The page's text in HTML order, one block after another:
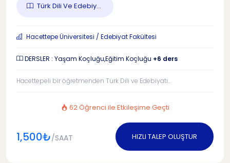
Türk Dili Ve Edebiy...
Hacettepe Üniversitesi / Edebiyat Fakültesi
DERSLER : Yaşam Koçluğu,Eğitim Koçluğu +6 ders
Hacettepeli bir öğretmenden Türk Dili ve Edebiyatı...
62 Öğrenci ile Etkileşime Geçti
1,500₺/SAAT HIZLI TALEP OLUŞTUR